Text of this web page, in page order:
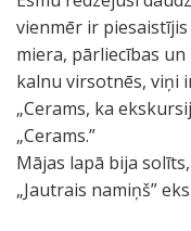
vienmēr ir
miera, pārliecības
kalnu virsotnēs, viņi
„Cerams, ka
„Cerams.”
Mājas lapā bija
„Jautrais namiņš”